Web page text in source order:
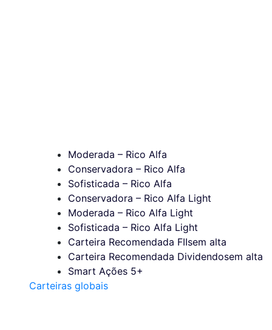
Moderada – Rico Alfa
Conservadora – Rico Alfa
Sofisticada – Rico Alfa
Conservadora – Rico Alfa Light
Moderada – Rico Alfa Light
Sofisticada – Rico Alfa Light
Carteira Recomendada FIIsem alta
Carteira Recomendada Dividendosem alta
Smart Ações 5+
Carteiras globais